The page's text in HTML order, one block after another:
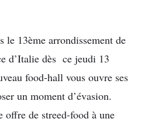
le 13ème arrondissement de
d’Italie dès ce jeudi 13
food-hall vous ouvre ses
un moment d’évasion.
de streed-food à une